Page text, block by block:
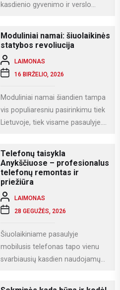
kasdienio gyvenimo ir verslo
komunikacijai ir įvairioms
specializuotoms užduotims...
Moduliniai namai: šiuolaikinės
statybos revoliucija
LAIMONAS
16 BIRŽELIO, 2026
Moduliniai namai šiandien tampa
vis populiaresniu pasirinkimu tiek
Lietuvoje, tiek visame pasaulyje.
Telefonų taisykla
Anykščiuose – profesionalus
telefonų remontas ir
priežiūra
LAIMONAS
28 GEGUŽĖS, 2026
Šiuolaikiniame pasaulyje
mobilusis telefonas tapo vienu
svarbiausių kasdien naudojamų